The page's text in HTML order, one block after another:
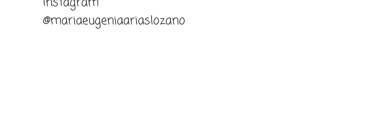
@mariaeugeniaariaslozano